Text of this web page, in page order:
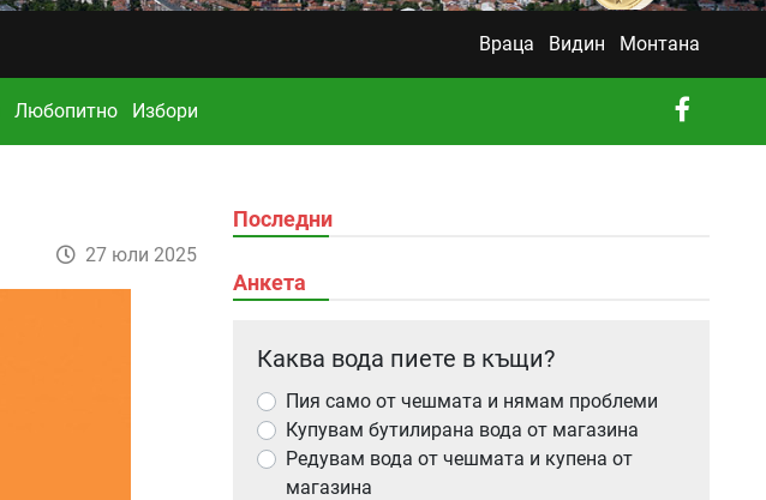
Враца Видин Монтана
Любопитно Избори
27 юли 2025
Последни
Анкета
Каква вода пиете в къщи?
Пия само от чешмата и нямам проблеми
Купувам бутилирана вода от магазина
Редувам вода от чешмата и купена от
магазина